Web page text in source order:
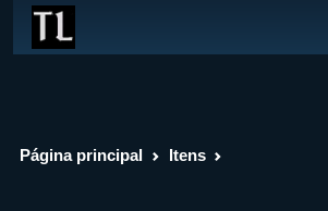
Página principal Itens